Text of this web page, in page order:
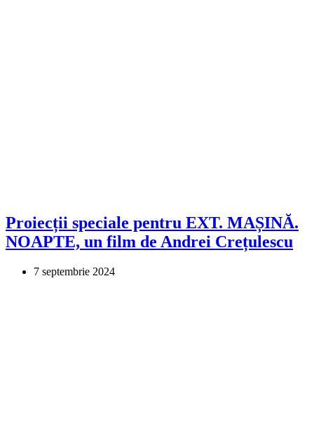
Proiecții speciale pentru EXT. MAȘINĂ.
NOAPTE, un film de Andrei Crețulescu
7 septembrie 2024